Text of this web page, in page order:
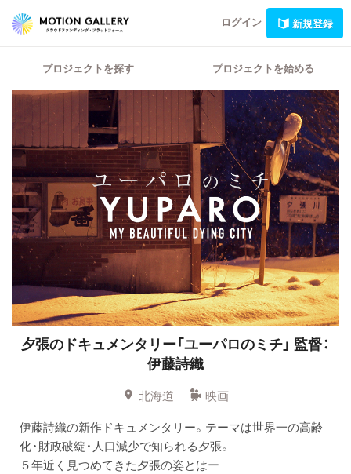
ログイン 新規登録
プロジェクトを探す プロジェクトを始める
夕張のドキュメンタリー「ユーパロのミチ」 監督：
伊藤詩織
北海道
映画
伊藤詩織の新作ドキュメンタリー。テーマは世界一の高齢
化・財政破綻・人口減少で知られる夕張。
５年近く見つめてきた夕張の姿とはー